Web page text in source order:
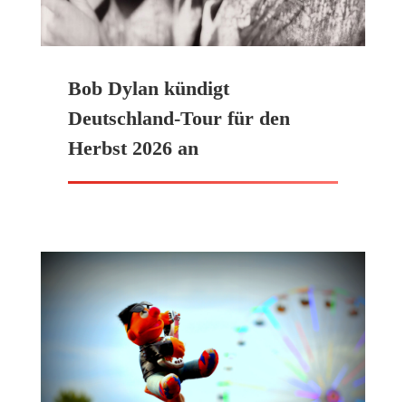
Bob Dylan kündigt
Deutschland-Tour für den
Herbst 2026 an